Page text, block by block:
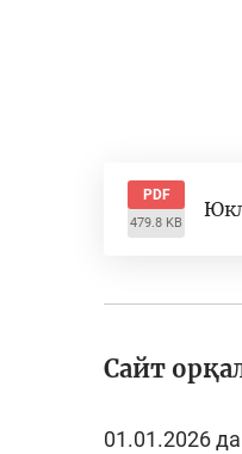
PDF
479.8 KB
Сайт
01.01.2026